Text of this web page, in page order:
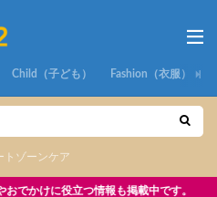
Child（子ども） Fashion（衣服）
トゾーンケア
報も掲載中です。